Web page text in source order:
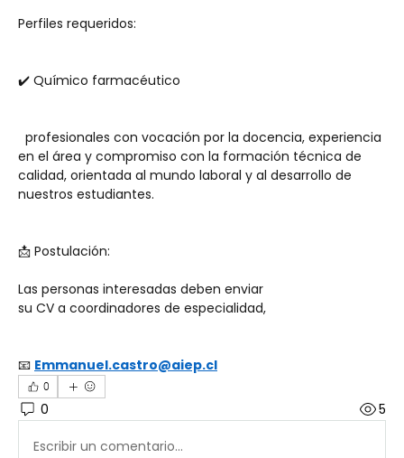
Perfiles requeridos:
✔️ Químico farmacéutico
en el área y compromiso con la formación técnica de
calidad, orientada al mundo laboral y al desarrollo de
nuestros estudiantes.
📩 Postulación:
Las personas interesadas deben enviar
su CV a coordinadores de especialidad,
📧 Emmanuel.castro@aiep.cl
0
0 5
Escribir un comentario...